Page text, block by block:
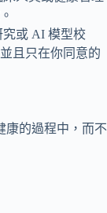
或 AI 模型校
且只在你同意的
康的過程中，而不